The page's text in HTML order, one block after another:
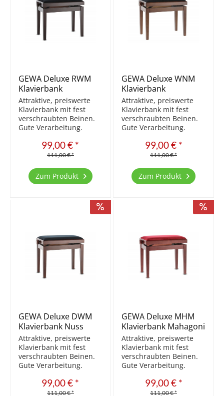
GEWA Deluxe RWM
Klavierbank
Rosenholz
matt/Schwarz
Attraktive, preiswerte
Klavierbank mit fest
verschraubten Beinen.
Gute Verarbeitung.
preiswerten Bänke.
Massivholz Sitzfläche
M10 Schraubdübel mit
Gestell fixiert stufenlos
99,00 € *
111,00 € *
Zum Produkt
GEWA Deluxe WNM
Klavierbank
Nussbaum
matt/Schwarz
Attraktive, preiswerte
Klavierbank mit fest
verschraubten Beinen.
Gute Verarbeitung.
preiswerten Bänke.
Massivholz Sitzfläche
Schraubdübel mit
Gestell fixiert stufenlos
99,00 € *
111,00 € *
Zum Produkt
GEWA Deluxe DWM
Klavierbank Nuss
dunkel matt/Schwarz
Attraktive, preiswerte
Klavierbank mit fest
verschraubten Beinen.
Gute Verarbeitung.
preiswerten Bänke.
Massivholz Sitzfläche
99,00 € *
111,00 € *
GEWA Deluxe MHM
Klavierbank Mahagoni
matt/Bordeaux
Attraktive, preiswerte
Klavierbank mit fest
verschraubten Beinen.
Gute Verarbeitung.
preiswerten Bänke.
Massivholz Sitzfläche
99,00 € *
111,00 € *